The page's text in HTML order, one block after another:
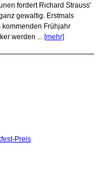
fordert Richard Strauss'
gewaltig. Erstmals
kommenden Frühjahr
werden ... [mehr]